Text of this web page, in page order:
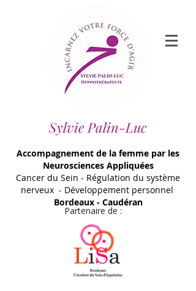
Sylvie Palin-Luc
Accompagnement de la femme par les
Neurosciences Appliquées
Cancer du Sein - Régulation du système
nerveux - Développement personnel
Bordeaux - Caudéran
Partenaire de :